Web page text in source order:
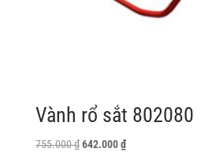
Vành rổ sắt 802080
755.000₫ Giá
642.000₫Giá